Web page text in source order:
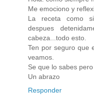
Me emociono y
La receta como
despues
cabeza...todo esto.
Ten por seguro que
veamos.
Se que lo sabes pero
Un abrazo
Responder